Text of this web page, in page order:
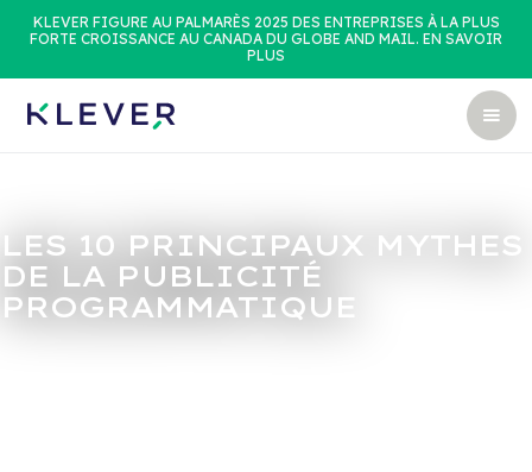
KLEVER FIGURE AU PALMARÈS 2025 DES ENTREPRISES À LA PLUS
FORTE CROISSANCE AU CANADA DU GLOBE AND MAIL. EN SAVOIR
PLUS
LES 10 PRINCIPAUX MYTHES
DE LA PUBLICITÉ
PROGRAMMATIQUE